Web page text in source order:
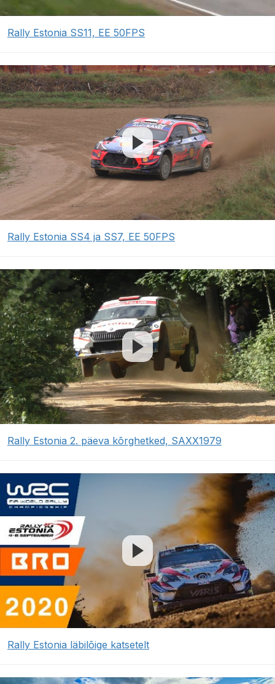
Rally Estonia SS11, EE 50FPS
Rally Estonia SS4 ja SS7, EE 50FPS
Rally Estonia 2. päeva kõrghetked, SAXX1979
Rally Estonia läbilõige katsetelt